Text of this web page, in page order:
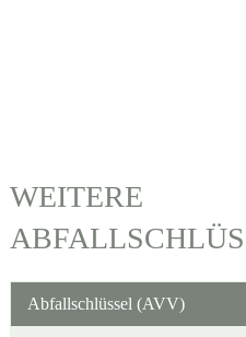
WEITERE
Abfallschlüssel (AVV)